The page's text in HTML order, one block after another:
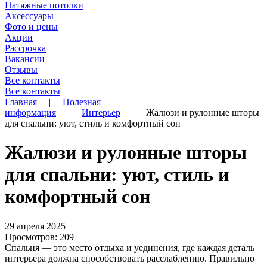
Натяжные потолки
Аксессуары
Фото и цены
Акции
Рассрочка
Вакансии
Отзывы
Все контакты
Все контакты
Главная | Полезная
информация | Интерьер | Жалюзи и рулонные шторы
для спальни: уют, стиль и комфортный сон
Жалюзи и рулонные шторы
для спальни: уют, стиль и
комфортный сон
29 апреля 2025
Просмотров: 209
Спальня — это место отдыха и уединения, где каждая деталь
интерьера должна способствовать расслаблению. Правильно